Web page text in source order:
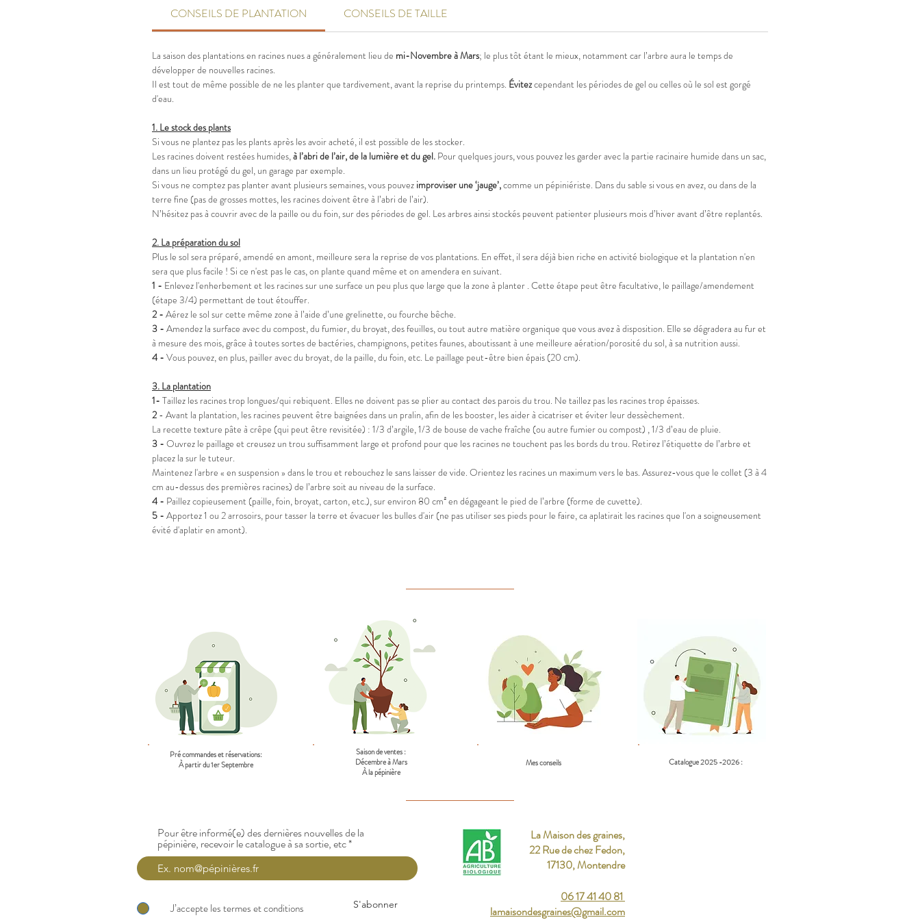
Arbre productif, vigoureux.
CONSEILS DE PLANTATION CONSEILS DE TAILLE
La saison des plantations en racines nues a généralement lieu de mi-Novembre à Mars; le plus tôt étant le mieux, notamment car l’arbre aura le temps de
développer de nouvelles racines.
Il est tout de même possible de ne les planter que tardivement, avant la reprise du printemps. Évitezcependant les périodes de gel ou celles où le sol est gorgé
d'eau.
1. Le stock des plants
Si vous ne plantez pas les plants après les avoir acheté, il est possible de les stocker.
Les racines doivent restées humides,à l’abri de l’air, de la lumière et du gel. Pour quelques jours, vous pouvez les garder avec la partie racinaire humide dans un sac,
dans un lieu protégé du gel, un garage par exemple.
Si vous ne comptez pas planter avant plusieurs semaines, vous pouvez improviser une ‘jauge’,comme un pépiniériste. Dans du sable si vous en avez, ou dans de la
terre fine (pas de grosses mottes, les racines doivent être à l’abri de l’air).
N’hésitez pas à couvrir avec de la paille ou du foin, sur des périodes de gel. Les arbres ainsi stockés peuvent patienter plusieurs mois d’hiver avant d’être replantés.
2. La préparation du sol
Plus le sol sera préparé, amendé en amont, meilleure sera la reprise de vos plantations. En effet, il sera déjà bien riche en activité biologique et la plantation n'en
sera que plus facile ! Si ce n'est pas le cas, on plante quand même et on amendera en suivant.
1 - Enlevez l'enherbement et les racines sur une surface un peu plus que large que la zone à planter . Cette étape peut être facultative, le paillage/amendement
(étape 3/4) permettant de tout étouffer.
2 - Aérez le sol sur cette même zone à l’aide d’une grelinette, ou fourche bêche.
3 - Amendez la surface avec du compost, du fumier, du broyat, des feuilles, ou tout autre matière organique que vous avez à disposition. Elle se dégradera au fur et
à mesure des mois, grâce à toutes sortes de bactéries, champignons, petites faunes, aboutissant à une meilleure aération/porosité du sol, à sa nutrition aussi.
4 - Vous pouvez, en plus, pailler avec du broyat, de la paille, du foin, etc. Le paillage peut-être bien épais (20 cm).
3. La plantation
1- Taillez les racines trop longues/qui rebiquent. Elles ne doivent pas se plier au contact des parois du trou. Ne taillez pas les racines trop épaisses.
2 - Avant la plantation, les racines peuvent être baignées dans un pralin, afin de les booster, les aider à cicatriser et éviter leur dessèchement.
La recette texture pâte à crêpe (qui peut être revisitée) : 1/3 d’argile, 1/3 de bouse de vache fraîche (ou autre fumier ou compost) , 1/3 d’eau de pluie.
3 - Ouvrez le paillage et creusez un trou suffisamment large et profond pour que les racines ne touchent pas les bords du trou. Retirez l’étiquette de l’arbre et
placez la sur le tuteur.
Maintenez l'arbre « en suspension » dans le trou et rebouchez le sans laisser de vide. Orientez les racines un maximum vers le bas. Assurez-vous que le collet (3 à 4
cm au-dessus des premières racines) de l’arbre soit au niveau de la surface.
4 - Paillez copieusement (paille, foin, broyat, carton, etc.), sur environ 80 cm² en dégageant le pied de l’arbre (forme de cuvette).
5 - Apportez 1 ou 2 arrosoirs, pour tasser la terre et évacuer les bulles d'air (ne pas utiliser ses pieds pour le faire, ca aplatirait les racines que l'on a soigneusement
évité d'aplatir en amont).
Pré commandes et réservations:
À partir du 1er Septembre
Saison de ventes :
Décembre à Mars
À la pépinière
Mes conseils Catalogue 2025 -2026 :
Pour être informé(e) des dernières nouvelles de la
pépinière, recevoir le catalogue à sa sortie, etc
J’accepte les termes et conditions S'abonner
La Maison des graines,
22 Rue de chez Fedon,
17130, Montendre
06 17 41 40 81
lamaisondesgraines@gmail.com